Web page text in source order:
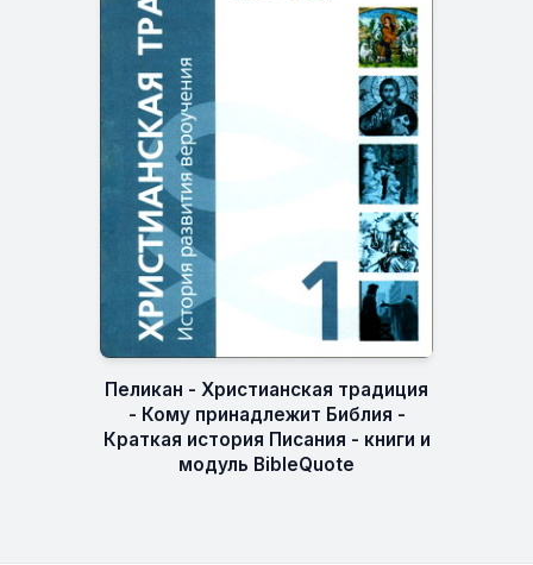
Пеликан - Христианская традиция
- Кому принадлежит Библия -
Краткая история Писания - книги и
модуль BibleQuote